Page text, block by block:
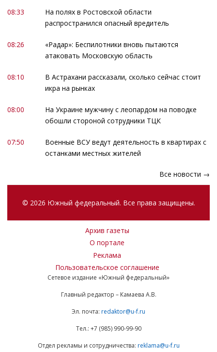
08:33
На полях в Ростовской области
распространился опасный вредитель
08:26
«Радар»: Беспилотники вновь пытаются
атаковать Московскую область
08:10
В Астрахани рассказали, сколько сейчас стоит
икра на рынках
08:00
На Украине мужчину с леопардом на поводке
обошли стороной сотрудники ТЦК
07:50
Военные ВСУ ведут деятельность в квартирах с
останками местных жителей
Все новости →
© 2026 Южный федеральный. Все права защищены.
Архив газеты
О портале
Реклама
Пользовательское соглашение
Сетевое издание «Южный федеральный»
Главный редактор – Камаева А.В.
Эл. почта: redaktor@u-f.ru
Тел.: +7 (985) 990-99-90
Отдел рекламы и сотрудничества: reklama@u-f.ru